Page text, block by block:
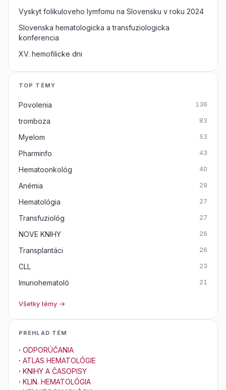
Vyskyt folikuloveho lymfomu na Slovensku v roku 2024
Slovenska hematologicka a transfuziologicka
konferencia
XV. hemofilicke dni
TOP TÉMY
Povolenia 136
tromboza 83
Myelom 53
Pharminfo 43
Hematoonkológ 40
Anémia 29
Hematológia 27
Transfuziológ 27
NOVE KNIHY 26
Transplantáci 26
CLL 23
Imunohematoló 21
Všetky témy →
PREHLAD TÉM
· ODPORÚČANIA
· ATLAS HEMATOLÓGIE
· KNIHY A ČASOPISY
· KLIN. HEMATOLÓGIA